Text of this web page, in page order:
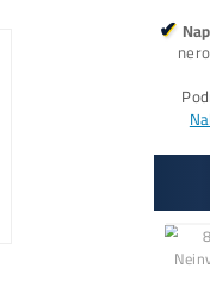
Mám otázky k